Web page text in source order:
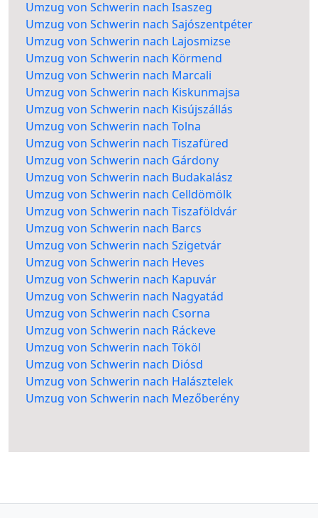
Umzug von Schwerin nach Isaszeg
Umzug von Schwerin nach Sajószentpéter
Umzug von Schwerin nach Lajosmizse
Umzug von Schwerin nach Körmend
Umzug von Schwerin nach Marcali
Umzug von Schwerin nach Kiskunmajsa
Umzug von Schwerin nach Kisújszállás
Umzug von Schwerin nach Tolna
Umzug von Schwerin nach Tiszafüred
Umzug von Schwerin nach Gárdony
Umzug von Schwerin nach Budakalász
Umzug von Schwerin nach Celldömölk
Umzug von Schwerin nach Tiszaföldvár
Umzug von Schwerin nach Barcs
Umzug von Schwerin nach Szigetvár
Umzug von Schwerin nach Heves
Umzug von Schwerin nach Kapuvár
Umzug von Schwerin nach Nagyatád
Umzug von Schwerin nach Csorna
Umzug von Schwerin nach Ráckeve
Umzug von Schwerin nach Tököl
Umzug von Schwerin nach Diósd
Umzug von Schwerin nach Halásztelek
Umzug von Schwerin nach Mezőberény